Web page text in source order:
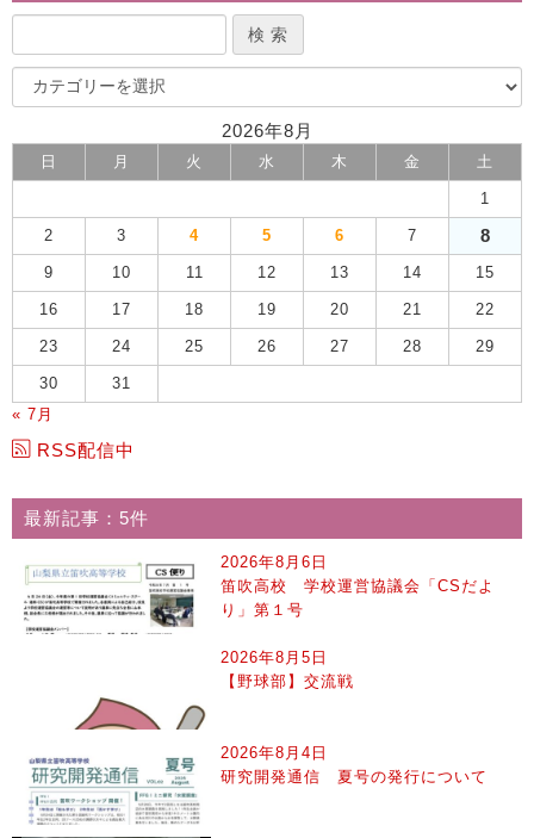
2026年8月
日 月 火 水 木 金 土
1
2 3 4 5 6 7 8
9 10 11 12 13 14 15
16 17 18 19 20 21 22
23 24 25 26 27 28 29
30
31
« 7月
RSS配信中
最新記事：5件
2026年8月6日
笛吹高校 学校運営協議会「CSだよ
り」第１号
2026年8月5日
【野球部】交流戦
2026年8月4日
研究開発通信 夏号の発行について